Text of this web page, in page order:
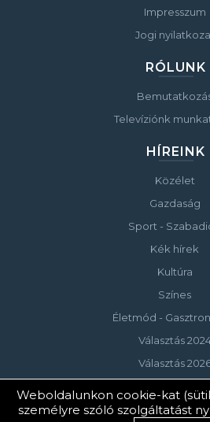
Impresszum
Jogi
RÓLUNK
Televíziónk
HÍREINK
Közélet
Gazdaság
Sport -
Kék hírek
Kultúra
Színes
Életmód -
Választás
Választás
© Copyright 2023
Weboldalunkon cookie-kat
személyre szóló szolgáltatást